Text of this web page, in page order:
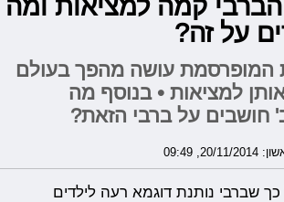
על זה?
המופרסמת עושה מהפך בעולם
למציאות • בנוסף מה
חושבים על ברבי הזאת?
09:49
שברבי נותנת דוגמא רעה לילדים